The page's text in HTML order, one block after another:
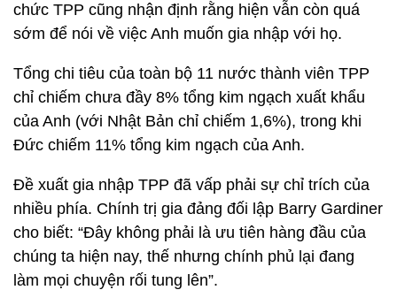
chức TPP cũng nhận định rằng hiện vẫn còn quá
sớm để nói về việc Anh muốn gia nhập với họ.
Tổng chi tiêu của toàn bộ 11 nước thành viên TPP
chỉ chiếm chưa đầy 8% tổng kim ngạch xuất khẩu
của Anh (với Nhật Bản chỉ chiếm 1,6%), trong khi
Đức chiếm 11% tổng kim ngạch của Anh.
Đề xuất gia nhập TPP đã vấp phải sự chỉ trích của
nhiều phía. Chính trị gia đảng đối lập Barry Gardiner
cho biết: “Đây không phải là ưu tiên hàng đầu của
chúng ta hiện nay, thế nhưng chính phủ lại đang
làm mọi chuyện rối tung lên”.